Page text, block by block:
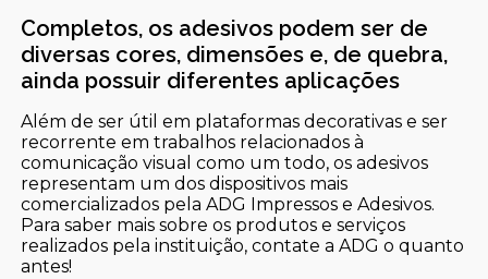
Completos, os adesivos podem ser de
diversas cores, dimensões e, de quebra,
ainda possuir diferentes aplicações
Além de ser útil em plataformas decorativas e ser
recorrente em trabalhos relacionados à
comunicação visual como um todo, os adesivos
representam um dos dispositivos mais
comercializados pela ADG Impressos e Adesivos.
Para saber mais sobre os produtos e serviços
realizados pela instituição, contate a ADG o quanto
antes!